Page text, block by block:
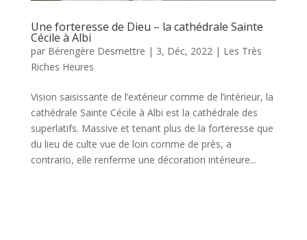
Une forteresse de Dieu – la cathédrale Sainte
Cécile à Albi
par Bérengère Desmettre | 3, Déc, 2022| Les Très
Riches Heures
Vision saisissante de l’extérieur comme de l’intérieur, la
cathédrale Sainte Cécile à Albi est la cathédrale des
superlatifs. Massive et tenant plus de la forteresse que
du lieu de culte vue de loin comme de près, a
contrario, elle renferme une décoration intérieure...